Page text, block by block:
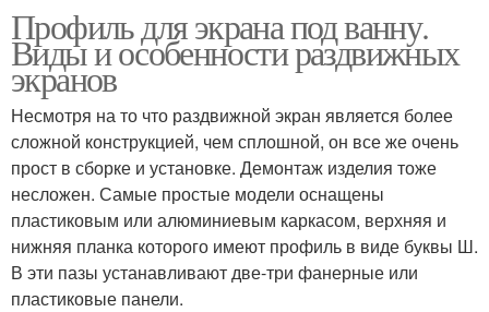
Профиль для экрана под ванну.
Виды и особенности раздвижных
экранов
Несмотря на то что раздвижной экран является более
сложной конструкцией, чем сплошной, он все же очень
прост в сборке и установке. Демонтаж изделия тоже
несложен. Самые простые модели оснащены
пластиковым или алюминиевым каркасом, верхняя и
нижняя планка которого имеют профиль в виде буквы Ш.
В эти пазы устанавливают две-три фанерные или
пластиковые панели.